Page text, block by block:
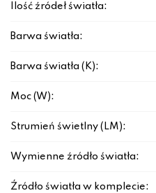
Ilość źródeł światła:
Barwa światła:
Barwa światła (K):
Moc (W):
Strumień świetlny (LM):
Wymienne źródło światła:
Źródło światła w komplecie: